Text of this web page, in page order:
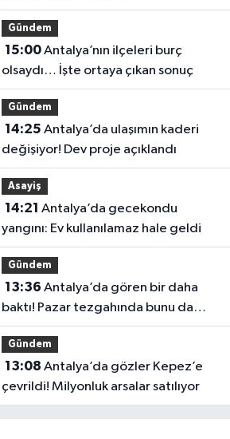
Gündem
15:00Antalya’nın ilçeleri burç
olsaydı… İşte ortaya çıkan sonuç
Gündem
14:25
değişiyor! Dev proje açıklandı
Asayiş
14:21
yangını: Ev kullanılamaz hale geldi
Gündem
13:36
baktı! Pazar tezgahında bunu da
sattılar
Gündem
13:08
çevrildi! Milyonluk arsalar satılıyor